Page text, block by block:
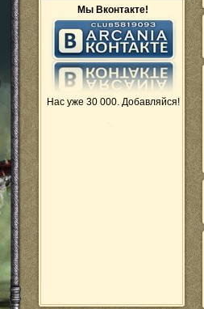
Мы Вконтакте!
Нас уже 30 000. Добавляйся!